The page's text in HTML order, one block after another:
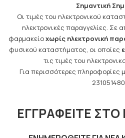
Σημαντική
Οι τιμές του ηλεκτρονικού
ηλεκτρονικές παραγγελίες. Σε
φαρμακείοχωρίς ηλεκτρονική
φυσικού καταστήματος, οι οποίες
τις τιμές του
Για περισσότερες πληροφορίες
ΕΓΓΡΑΦΕΊΤΕ ΣΤΟ